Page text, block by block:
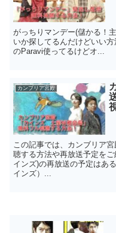
がっちりマンデー(儲かる！
いか探してるんだけどいい
のParavi使ってるけどオ...
カンブリア宮殿
この記事では、カンブリア
聴する方法や再放送予定を
インズ)の再放送の予定はあ
インズ）...